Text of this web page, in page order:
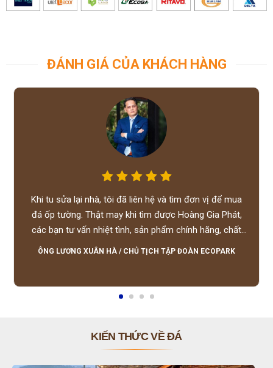
ĐÁNH GIÁ CỦA KHÁCH HÀNG
Khi tu sửa lại nhà, tôi đã liên hệ và tìm đơn vị để mua
đá ốp tường. Thật may khi tìm được Hoàng Gia Phát,
các bạn tư vấn nhiệt tình, sản phẩm chính hãng, chất
lượng tốt, giá hợp lý, hỗ trợ tận tình.
ÔNG LƯƠNG XUÂN HÀ / CHỦ TỊCH TẬP ĐOÀN ECOPARK
KIẾN THỨC VỀ ĐÁ